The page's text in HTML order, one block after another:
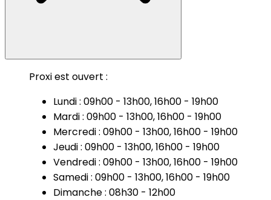
Proxi est ouvert :
Lundi : 09h00 - 13h00, 16h00 - 19h00
Mardi : 09h00 - 13h00, 16h00 - 19h00
Mercredi : 09h00 - 13h00, 16h00 - 19h00
Jeudi : 09h00 - 13h00, 16h00 - 19h00
Vendredi : 09h00 - 13h00, 16h00 - 19h00
Samedi : 09h00 - 13h00, 16h00 - 19h00
Dimanche : 08h30 - 12h00